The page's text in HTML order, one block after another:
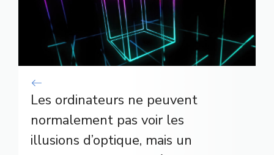
Les ordinateurs ne peuvent
normalement pas voir les
illusions d’optique, mais un